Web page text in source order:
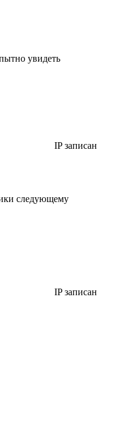
увидеть
IP записан
следующему
IP записан